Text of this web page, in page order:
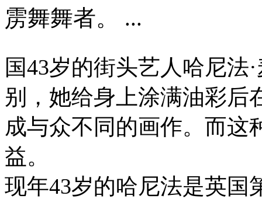
雳舞舞者。 ...
国43岁的街头艺人哈尼法
别，她给身上涂满油彩后
成与众不同的画作。而这
益。
现年43岁的哈尼法是英国